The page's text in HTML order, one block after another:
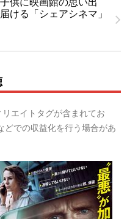
ける「シェアシネマ」
エイトタグが含まれてお
どでの収益化を行う場合があ